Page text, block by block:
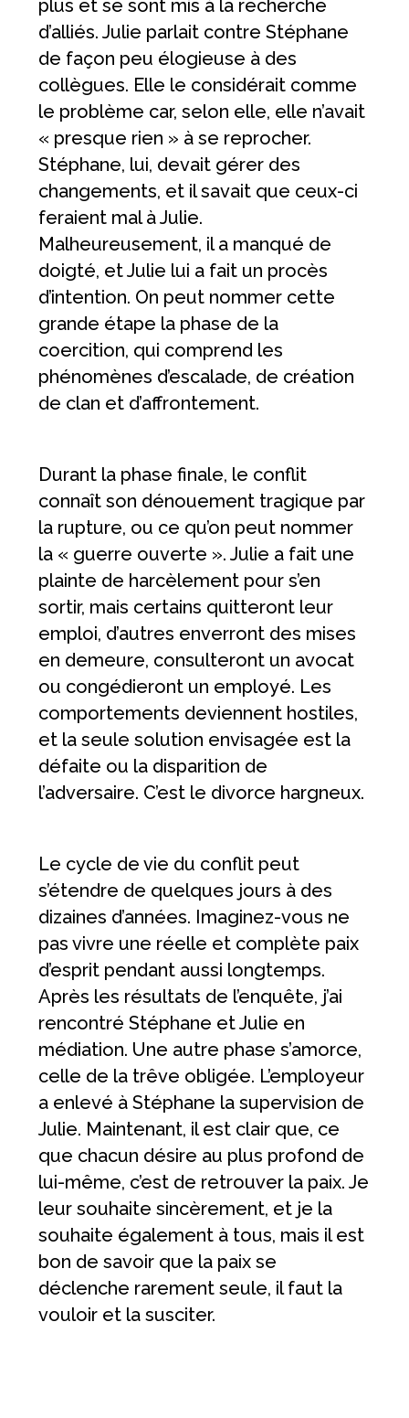
plus et se sont mis à la recherche
d’alliés. Julie parlait contre Stéphane
de façon peu élogieuse à des
collègues. Elle le considérait comme
le problème car, selon elle, elle n’avait
« presque rien » à se reprocher.
Stéphane, lui, devait gérer des
changements, et il savait que ceux-ci
feraient mal à Julie.
Malheureusement, il a manqué de
doigté, et Julie lui a fait un procès
d’intention. On peut nommer cette
grande étape la phase de la
coercition, qui comprend les
phénomènes d’escalade, de création
de clan et d’affrontement.
Durant la phase finale, le conflit
connaît son dénouement tragique par
la rupture, ou ce qu’on peut nommer
la « guerre ouverte ». Julie a fait une
plainte de harcèlement pour s’en
sortir, mais certains quitteront leur
emploi, d’autres enverront des mises
en demeure, consulteront un avocat
ou congédieront un employé. Les
comportements deviennent hostiles,
et la seule solution envisagée est la
défaite ou la disparition de
l’adversaire. C’est le divorce hargneux.
Le cycle de vie du conflit peut
s’étendre de quelques jours à des
dizaines d’années. Imaginez-vous ne
pas vivre une réelle et complète paix
d’esprit pendant aussi longtemps.
Après les résultats de l’enquête, j’ai
rencontré Stéphane et Julie en
médiation. Une autre phase s’amorce,
celle de la trêve obligée. L’employeur
a enlevé à Stéphane la supervision de
Julie. Maintenant, il est clair que, ce
que chacun désire au plus profond de
lui-même, c’est de retrouver la paix. Je
leur souhaite sincèrement, et je la
souhaite également à tous, mais il est
bon de savoir que la paix se
déclenche rarement seule, il faut la
vouloir et la susciter.